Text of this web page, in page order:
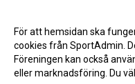
För att hemsidan ska
cookies från SportAdmin.
Föreningen kan också
eller marknadsföring. Du